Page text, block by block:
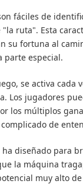
fáciles de
ruta". Esta
su fortuna al
parte especial.
se activa cada
Los jugadores
los múltiplos
de
ha diseñado para
la máquina
muy alto